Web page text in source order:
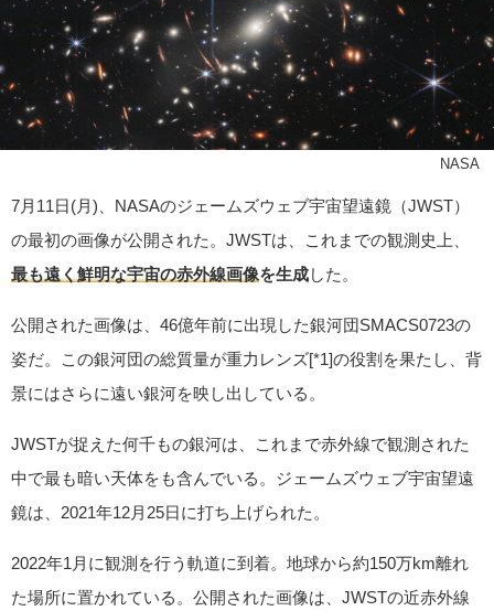
©NASA
7月11日(月)、NASAのジェームズウェブ宇宙望遠鏡（JWST）
の最初の画像が公開された。JWSTは、これまでの観測史上、
最も遠く鮮明な宇宙の赤外線画像を生成 した。
公開された画像は、46億年前に出現した銀河団SMACS0723の
姿だ。この銀河団の総質量が重力レンズ[*1]の役割を果たし、背
景にはさらに遠い銀河を映し出している。
JWSTが捉えた何千もの銀河は、これまで赤外線で観測された
中で最も暗い天体をも含んでいる。ジェームズウェブ宇宙望遠
鏡は、2021年12月25日に打ち上げられた。
2022年1月に観測を行う軌道に到着。地球から約150万km離れ
た場所に置かれている。公開された画像は、JWSTの近赤外線